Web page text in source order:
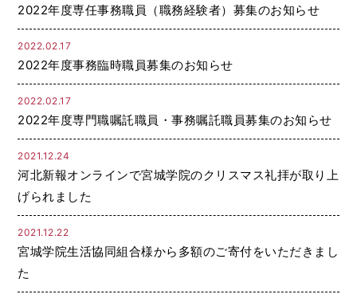
2022年度専任事務職員（職務経験者）募集のお知らせ
2022.02.17
2022年度事務臨時職員募集のお知らせ
2022.02.17
2022年度専門職嘱託職員・事務嘱託職員募集のお知らせ
2021.12.24
河北新報オンラインで宮城学院のクリスマス礼拝が取り上
げられました
2021.12.22
宮城学院生活協同組合様から多額のご寄付をいただきまし
た